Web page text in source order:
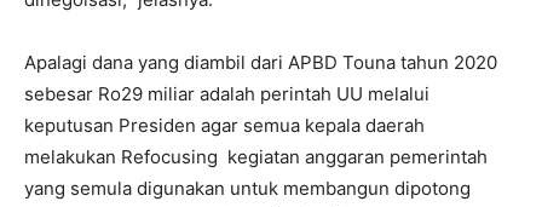
Apalagi dana yang diambil dari APBD Touna tahun 2020
sebesar Ro29 miliar adalah perintah UU melalui
keputusan Presiden agar semua kepala daerah
melakukan Refocusing kegiatan anggaran pemerintah
yang semula digunakan untuk membangun dipotong